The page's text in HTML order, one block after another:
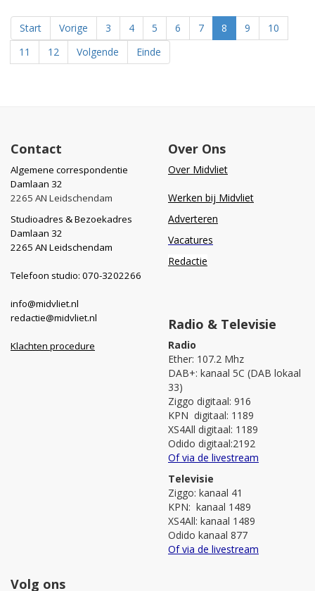
Start Vorige 3 4 5 6 7 8 9
10
11
12 Volgende Einde
Contact
Algemene correspondentie
Damlaan 32
2265 AN Leidschendam
Studioadres & Bezoekadres
Damlaan 32
2265 AN Leidschendam
Telefoon studio: 070-3202266
info@midvliet.nl
redactie@midvliet.nl
Klachten procedure
Over Ons
Over Midvliet
Werken bij Midvliet
Adverteren
Vacatures
Redactie
Radio & Televisie
Radio
Ether: 107.2 Mhz
DAB+: kanaal 5C (DAB lokaal
33)
Ziggo digitaal: 916
KPN digitaal: 1189
XS4All digitaal: 1189
Odido digitaal:2192
Of via de livestream
Televisie
Ziggo: kanaal 41
KPN: kanaal 1489
XS4All: kanaal 1489
Odido kanaal 877
Of via de livestream
Volg ons